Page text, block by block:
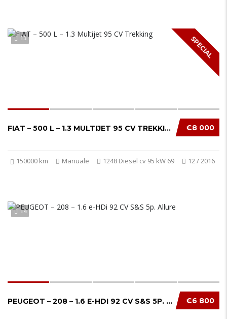
SPECIAL
13
€8 000
FIAT – 500 L – 1.3 MULTIJET 95 CV TREKKING...
150000 km Manuale 1248 Diesel cv 95 kW 69 12 / 2016
14
€6 800
PEUGEOT – 208 – 1.6 E-HDI 92 CV S&S 5P. ALLU...